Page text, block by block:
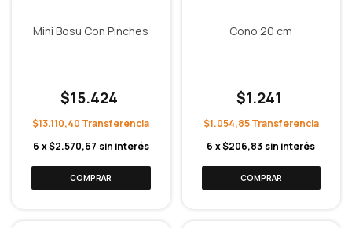
Mini Bosu Con Pinches
$15.424
$13.110,40
6 x$2.570,67 sin interés
Cono 20 cm
$1.241
$1.054,85
6 x$206,83 sin interés